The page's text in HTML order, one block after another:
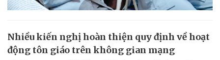
Nhiều kiến nghị hoàn thiện quy định về hoạt
động tôn giáo trên không gian mạng